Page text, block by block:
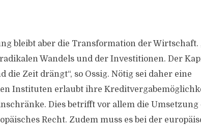
bleibt aber die Transformation der Wirtschaft.
Wandels und der Investitionen. Der
Zeit drängt“, so Ossig. Nötig sei daher eine
Instituten erlaubt ihre
Dies betrifft vor allem die Umsetzung
Recht. Zudem muss es bei der